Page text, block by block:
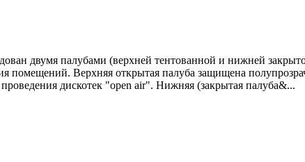
двумя палубами (верхней тентованной и нижней
помещений. Верхняя открытая палуба защищена
дискотек "open air". Нижняя (закрытая палуба&...